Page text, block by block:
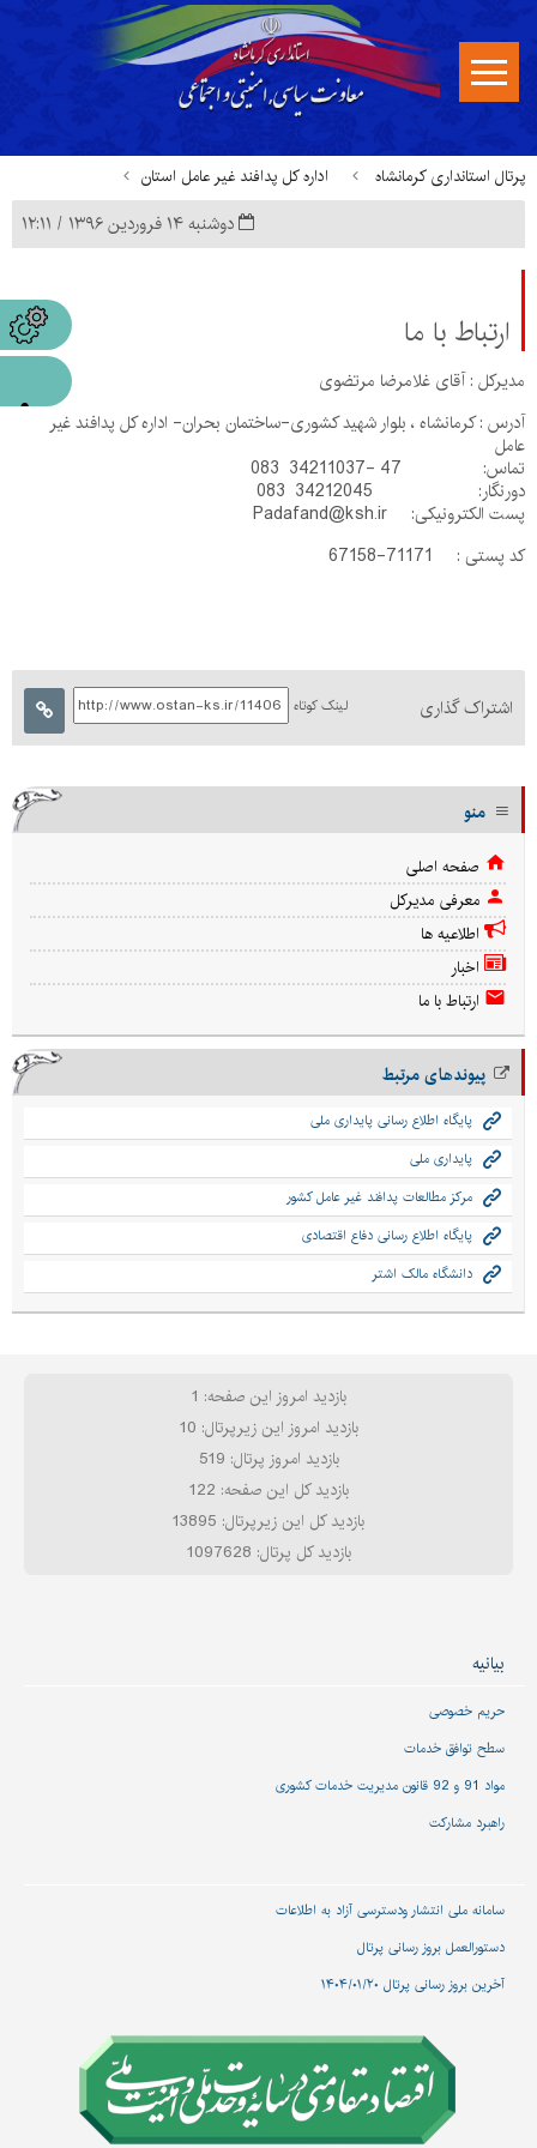
پرتال استانداری کرمانشاه اداره کل پدافند غیر عامل استان
دوشنبه ۱۴ فروردین ۱۳۹۶ / ۱۲:۱۱
ارتباط با ما
مدیرکل : آقای غلامرضا مرتضوی
آدرس : کرمانشاه ، بلوار شهید کشوری-ساختمان بحران- اداره کل پدافند غیر
عامل
تماس: 47 -34211037 083
دورنگار: 34212045 083
پست الکترونیکی: Padafand@ksh.ir
کد پستی : 71171-67158
اشتراک گذاری لینک کوتاه
منو
صفحه اصلی
معرفی مدیرکل
اطلاعیه ها
اخبار
ارتباط با ما
پیوندهای مرتبط
پایگاه اطلاع رسانی پایداری ملی
پایداری ملی
مرکز مطالعات پدافند غیر عامل کشور
پایگاه اطلاع رسانی دفاع اقتصادی
دانشگاه مالک اشتر
بازدید امروز این صفحه: 1
بازدید امروز این زیرپرتال: 10
بازدید امروز پرتال: 519
بازدید کل این صفحه: 122
بازدید کل این زیرپرتال: 13895
بازدید کل پرتال: 1097628
بیانیه
حریم خصوصی
سطح توافق خدمات
مواد 91 و 92 قانون مدیریت خدمات کشوری
راهبرد مشارکت
سامانه ملی انتشار و‌دسترسی آزاد به اطلاعات
دستورالعمل بروز رسانی پرتال
آخرین بروز رسانی پرتال ۱۴۰۴/۰۱/۲۰